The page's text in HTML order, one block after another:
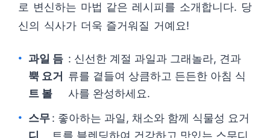
로 변신하는 마법 같은 레시피를 소개합니다. 당
신의 식사가 더욱 즐거워질 거예요!
과일 듬
뿍 요거
트 볼
: 신선한 계절 과일과 그래놀라, 견과
류를 곁들여 상큼하고 든든한 아침 식
사를 완성하세요.
스무
디
: 좋아하는 과일, 채소와 함께 식물성 요거
트를 블렌딩하여 건강하고 맛있는 스무디